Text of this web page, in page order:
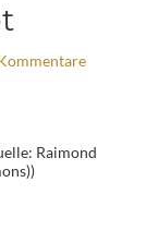
Raimond